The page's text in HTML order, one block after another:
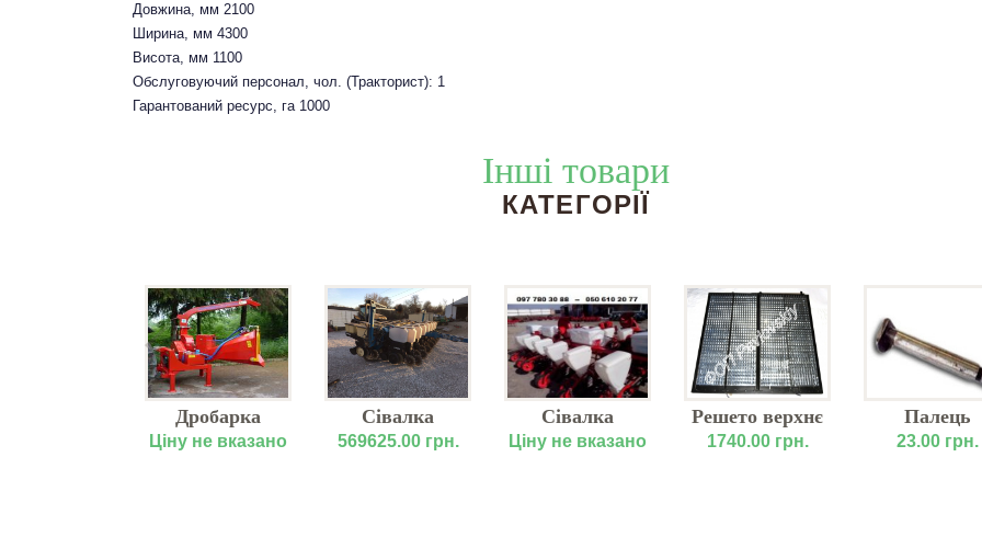
Довжина, мм 2100
Ширина, мм 4300
Висота, мм 1100
Обслуговуючий персонал, чол. (Тракторист): 1
Гарантований ресурс, га 1000
Інші товари
КАТЕГОРІЇ
Дробарка
мобільна -
Ціну не вказано
Сівалка
точного висіву
569625.00 грн.
Сівалка
точного висіву
Ціну не вказано
Решето верхнє
НИВА 54-2-12-
1740.00 грн.
Палець
маховика
23.00 грн.